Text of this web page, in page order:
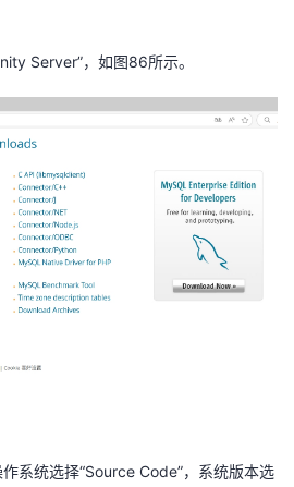
Server”，如图86所示。
系统选择“Source Code”，系统版本选